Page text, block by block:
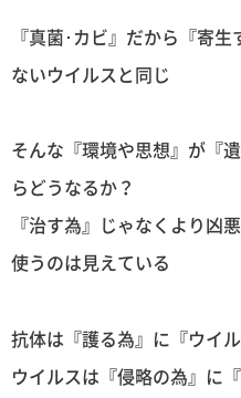
『真菌･カビ』だから『寄
ないウイルスと同じ
そんな『環境や思想』が『
らどうなるか？
『治す為』じゃなくより凶
使うのは見えている
抗体は『護る為』に『ウイ
ウイルスは『侵略の為』に